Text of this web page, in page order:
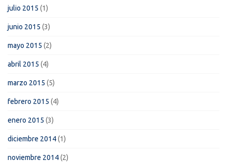
julio 2015 (1)
junio 2015 (3)
mayo 2015 (2)
abril 2015 (4)
marzo 2015 (5)
febrero 2015 (4)
enero 2015 (3)
diciembre 2014(1)
noviembre 2014(2)